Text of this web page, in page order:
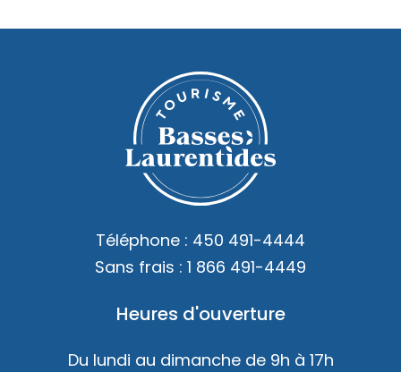
Téléphone : 450 491-4444
Sans frais : 1 866 491-4449
Heures d'ouverture
Du lundi au dimanche de 9h à 17h